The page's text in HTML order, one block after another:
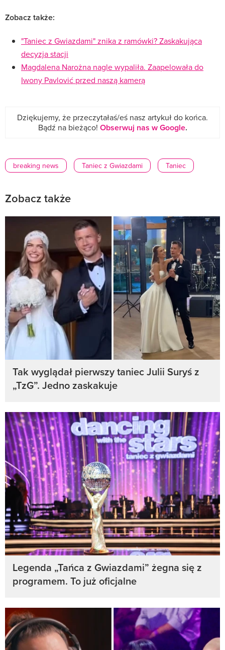
Zobacz także:
"Taniec z Gwiazdami" znika z ramówki? Zaskakująca
decyzja stacji
Magdalena Narożna nagle wypaliła. Zaapelowała do
Iwony Pavlović przed naszą kamerą
Dziękujemy, że przeczytałaś/eś nasz artykuł do końca.
Bądź na bieżąco! Obserwuj nas w Google.
breaking news Taniec z Gwiazdami Taniec
Zobacz także
Tak wyglądał pierwszy taniec Julii Suryś z
„TzG”. Jedno zaskakuje
Legenda „Tańca z Gwiazdami” żegna się z
programem. To już oficjalne